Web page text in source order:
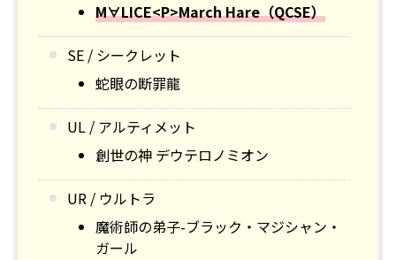
M∀LICE<P>March Hare（QCSE）
SE / シークレット
蛇眼の断罪龍
UL / アルティメット
創世の神 デウテロノミオン
UR / ウルトラ
魔術師の弟子-ブラック・マジシャン・
ガール